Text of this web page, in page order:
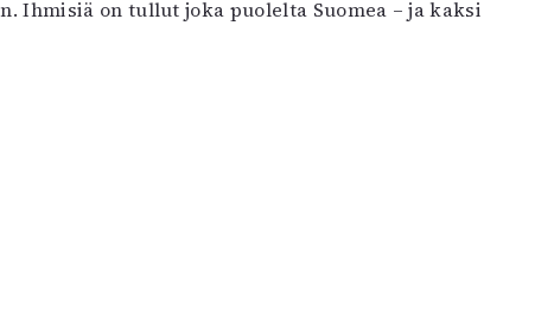
Ihmisiä on tullut joka puolelta Suomea – ja kaksi